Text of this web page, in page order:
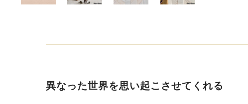
異なった世界を思い起こさせてくれる